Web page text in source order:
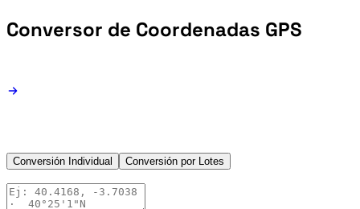
Conversor de Coordenadas GPS
Conversión Individual Conversión por Lotes